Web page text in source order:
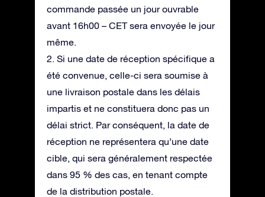
commande passée un jour ouvrable
avant 16h00 – CET sera envoyée le jour
même.
2. Si une date de réception spécifique a
été convenue, celle-ci sera soumise à
une livraison postale dans les délais
impartis et ne constituera donc pas un
délai strict. Par conséquent, la date de
réception ne représentera qu’une date
cible, qui sera généralement respectée
dans 95 % des cas, en tenant compte
de la distribution postale.